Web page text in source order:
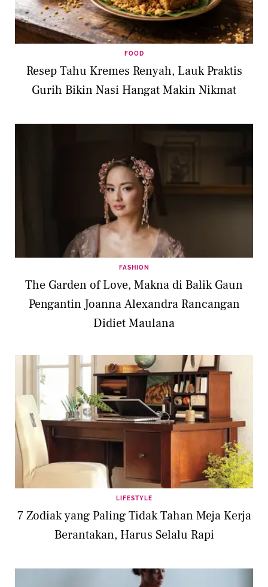
FOOD
Resep Tahu Kremes Renyah, Lauk Praktis
Gurih Bikin Nasi Hangat Makin Nikmat
FASHION
The Garden of Love, Makna di Balik Gaun
Pengantin Joanna Alexandra Rancangan
Didiet Maulana
LIFESTYLE
7 Zodiak yang Paling Tidak Tahan Meja Kerja
Berantakan, Harus Selalu Rapi